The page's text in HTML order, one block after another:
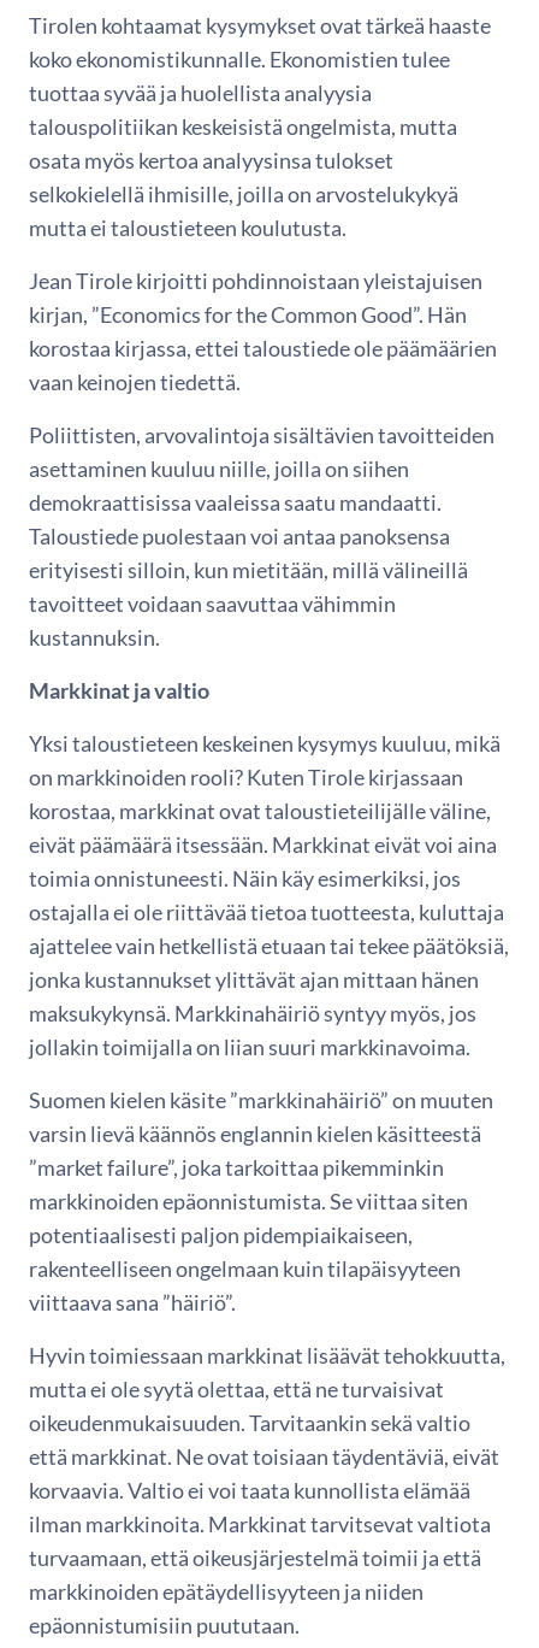
Tirolen kohtaamat kysymykset ovat tärkeä haaste
koko ekonomistikunnalle. Ekonomistien tulee
tuottaa syvää ja huolellista analyysia
talouspolitiikan keskeisistä ongelmista, mutta
osata myös kertoa analyysinsa tulokset
selkokielellä ihmisille, joilla on arvostelukykyä
mutta ei taloustieteen koulutusta.
Jean Tirole kirjoitti pohdinnoistaan yleistajuisen
kirjan, ”Economics for the Common Good”. Hän
korostaa kirjassa, ettei taloustiede ole päämäärien
vaan keinojen tiedettä.
Poliittisten, arvovalintoja sisältävien tavoitteiden
asettaminen kuuluu niille, joilla on siihen
demokraattisissa vaaleissa saatu mandaatti.
Taloustiede puolestaan voi antaa panoksensa
erityisesti silloin, kun mietitään, millä välineillä
tavoitteet voidaan saavuttaa vähimmin
kustannuksin.
Markkinat ja valtio
Yksi taloustieteen keskeinen kysymys kuuluu, mikä
on markkinoiden rooli? Kuten Tirole kirjassaan
korostaa, markkinat ovat taloustieteilijälle väline,
eivät päämäärä itsessään. Markkinat eivät voi aina
toimia onnistuneesti. Näin käy esimerkiksi, jos
ostajalla ei ole riittävää tietoa tuotteesta, kuluttaja
ajattelee vain hetkellistä etuaan tai tekee päätöksiä,
jonka kustannukset ylittävät ajan mittaan hänen
maksukykynsä. Markkinahäiriö syntyy myös, jos
jollakin toimijalla on liian suuri markkinavoima.
Suomen kielen käsite ”markkinahäiriö” on muuten
varsin lievä käännös englannin kielen käsitteestä
”market failure”, joka tarkoittaa pikemminkin
markkinoiden epäonnistumista. Se viittaa siten
potentiaalisesti paljon pidempiaikaiseen,
rakenteelliseen ongelmaan kuin tilapäisyyteen
viittaava sana ”häiriö”.
Hyvin toimiessaan markkinat lisäävät tehokkuutta,
mutta ei ole syytä olettaa, että ne turvaisivat
oikeudenmukaisuuden. Tarvitaankin sekä valtio
että markkinat. Ne ovat toisiaan täydentäviä, eivät
korvaavia. Valtio ei voi taata kunnollista elämää
ilman markkinoita. Markkinat tarvitsevat valtiota
turvaamaan, että oikeusjärjestelmä toimii ja että
markkinoiden epätäydellisyyteen ja niiden
epäonnistumisiin puututaan.